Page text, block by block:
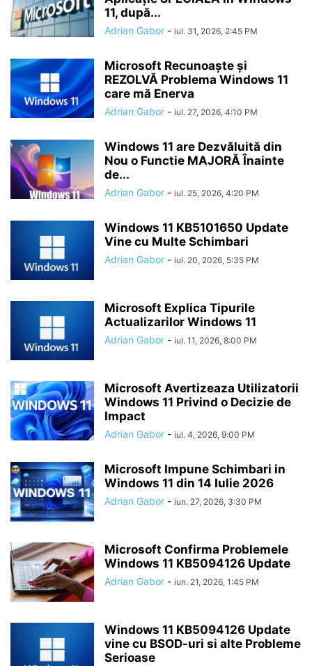
11, după...
Adrian Gabor - iul. 31, 2026, 2:45 PM
Microsoft Recunoaște și
REZOLVĂ Problema Windows 11
care mă Enerva
Adrian Gabor - iul. 27, 2026, 4:10 PM
Windows 11 are Dezvăluită din
Nou o Functie MAJORĂ Înainte
de...
Adrian Gabor - iul. 25, 2026, 4:20 PM
Windows 11 KB5101650 Update
Vine cu Multe Schimbari
Adrian Gabor - iul. 20, 2026, 5:35 PM
Microsoft Explica Tipurile
Actualizarilor Windows 11
Adrian Gabor - iul. 11, 2026, 8:00 PM
Microsoft Avertizeaza Utilizatorii
Windows 11 Privind o Decizie de
Impact
Adrian Gabor - iul. 4, 2026, 9:00 PM
Microsoft Impune Schimbari in
Windows 11 din 14 Iulie 2026
Adrian Gabor - iun. 27, 2026, 3:30 PM
Microsoft Confirma Problemele
Windows 11 KB5094126 Update
Adrian Gabor - iun. 21, 2026, 1:45 PM
Windows 11 KB5094126 Update
vine cu BSOD-uri si alte Probleme
Serioase